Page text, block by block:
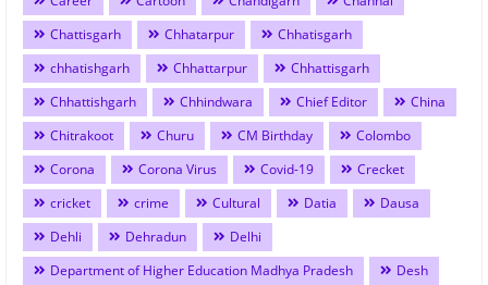
Chattisgarh
Chhatarpur
Chhatisgarh
chhatishgarh
Chhattarpur
Chhattisgarh
Chhattishgarh
Chhindwara Chief Editor
China
Chitrakoot
Churu CM Birthday
Colombo
Corona
Corona Virus Covid-19
Crecket
cricket
crime Cultural Datia
Dausa
Dehli
Dehradun
Delhi
Department of Higher Education Madhya Pradesh
Desh